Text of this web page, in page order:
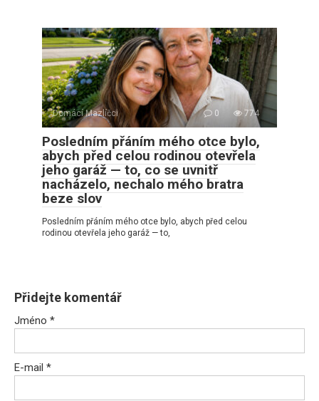
Domácí Mazlíčci 0 774
Posledním přáním mého otce bylo,
abych před celou rodinou otevřela
jeho garáž — to, co se uvnitř
nacházelo, nechalo mého bratra
beze slov
Posledním přáním mého otce bylo, abych před celou
rodinou otevřela jeho garáž — to,
Přidejte komentář
Jméno *
E-mail *